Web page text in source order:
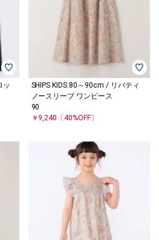
ッ
SHIPS KIDS:80～90cm / リバティ
ノースリーブ ワンピース
90
￥9,240 〔40%OFF〕